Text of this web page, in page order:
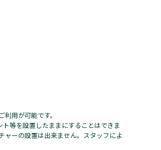
用が可能です。
等を設置したままにすることはできま
ャーの設置は出来ません。スタッフによ